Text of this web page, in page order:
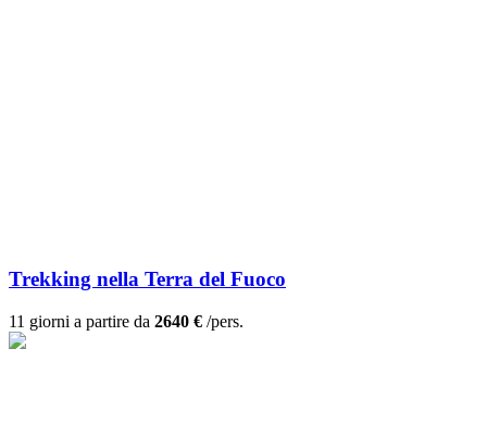
Trekking nella Terra del Fuoco
11 giorni a partire da 2640 € /pers.